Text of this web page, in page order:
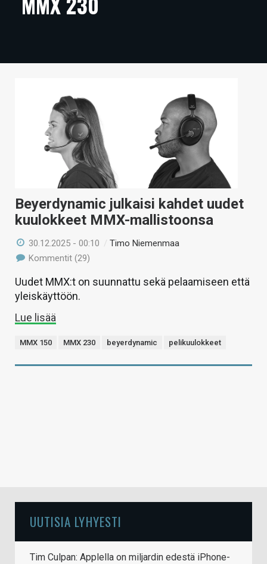
ARTIKKELIT
TECHBBS
VAIHDA TEEMA
HAKU
Beyerdynamic julkaisi kahdet uudet
kuulokkeet MMX-mallistoonsa
30.12.2025 - 00:10 /Timo Niemenmaa
Kommentit (29)
Uudet MMX:t on suunnattu sekä pelaamiseen että
yleiskäyttöön.
Lue lisää
MMX 150 MMX 230 beyerdynamic pelikuulokkeet
UUTISIA LYHYESTI
Tim Culpan: Applella on miljardin edestä iPhone-